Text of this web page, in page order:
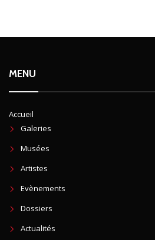
MENU
Accueil
Galeries
Musées
Artistes
Evènements
Dossiers
Actualités